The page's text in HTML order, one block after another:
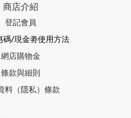
商店介紹
登記會員
碼/現金劵使用方法
網店購物金
條款與細則
料（隱私）條款